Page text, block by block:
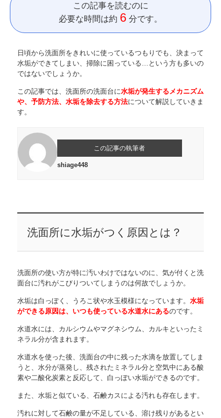
この記事を読むのに
必要な時間は約 6 分です。
日頃から洗面所をきれいに使っているつもりでも、決まって
水垢ができてしまい、掃除に困っている…という方も多いの
ではないでしょうか。
この記事では、洗面所の洗面台に水垢が発生するメカニズム
や、予防方法、水垢を除去する方法について解説していきま
す。
この記事の執筆者
shiage448
洗面所に水垢がつく原因とは？
洗面所の使い方が特に汚いわけではないのに、気が付くと洗
面台に汚れがこびりついてしまうのは何故でしょうか。
水垢は白っぽく、うろこ状や水玉模様になっています。 水垢
ができる原因は、いつも使っている水道水にあるのです。
水道水には、カルシウムやマグネシウム、カルキといったミ
ネラル分が含まれます。
水道水を使った後、洗面台の中に残った水滴を放置してしま
うと、水分が蒸発し、残されたミネラル分と空気中にある酸
素や二酸化炭素と反応して、白っぽい水垢ができるのです。
また、水垢と似ている、石鹸カスによる汚れも存在します。
汚れに対して石鹸の量が不足している、溶け残りがあるとい